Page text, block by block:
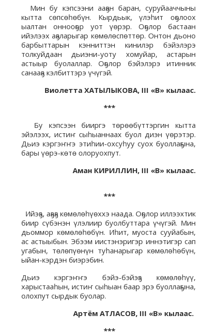
Мин бу кэпсээни ааҕан баран, суруйааччыны
кытта сөпсөһөбүн. Кырдьык, үлэһит оҕолоох
ыалтан оннооҕор уот үөрэр. Оҕолор бастаан
ийэлээх аҕаларыгар көмөлөспөттөр. Онтон дьоно
барбыттарын кэнниттэн кинилэр бэйэлэрэ
толкуйдаан дьиэни-уоту хомуйар, астарын
астыыр буолаллар. Оҕолор бэйэлэрэ итинник
санааҕа кэлбиттэрэ үчүгэй.
Виолетта ХАТЫЛЫКОВА, III «В» кылаас.
***
Бу кэпсээн бииргэ төрөөбүттэргин кытта
эйэлээх, истиҥ сыһыаннаах буол диэн үөрэтэр.
Дьиэ кэргэҥҥэ этиһии-охсуһуу суох буоллаҕына,
бары үөрэ-көтө олоруохпут.
Аман КИРИЛЛИН, III «В» кылаас.
***
Ийэҕэ, аҕаҕа көмөлөһүөххэ наада. Оҕолор иллээхтик
биир сүбэнэн үлэлиир буолбуттара үчүгэй. Мин
дьоммор көмөлөһөбүн. Иһит, муоста сууйабын,
ас астыыбын. Эбээм иистэнэригэр иннэтигэр сап
угабын, төлөпүөнүн туһанарыгар көмөлөһөбүн,
ыйан-кэрдэн биэрэбин.
Дьиэ кэргэҥҥэ бэйэ-бэйэҕэ көмөлөһүү,
харыстааһын, истиҥ сыһыан баар эрэ буоллаҕына,
олохпут сырдык буолар.
Артём АТЛАСОВ, III «В» кылаас.
***